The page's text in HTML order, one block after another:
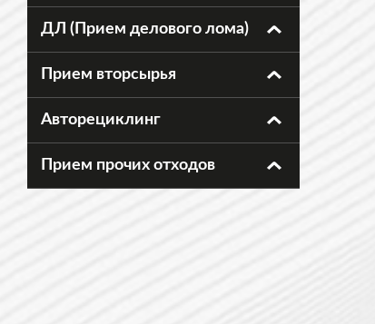
ДЛ (Прием делового лома)
Прием вторсырья
Авторециклинг
Прием прочих отходов